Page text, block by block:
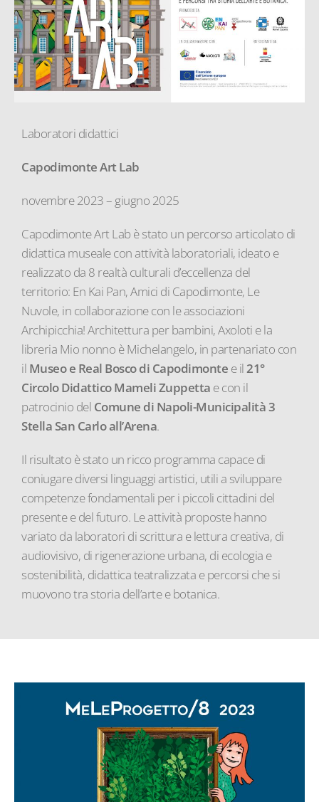
Laboratori didattici
Capodimonte Art Lab
novembre 2023 – giugno 2025
Capodimonte Art Lab è stato un percorso articolato di
didattica museale con attività laboratoriali, ideato e
realizzato da 8 realtà culturali d’eccellenza del
territorio: En Kai Pan, Amici di Capodimonte, Le
Nuvole, in collaborazione con le associazioni
Archipicchia! Architettura per bambini, Axoloti e la
libreria Mio nonno è Michelangelo, in partenariato con
il Museo e Real Bosco di Capodimonte e il21°
Circolo Didattico Mameli Zuppetta e con il
patrocinio del Comune di Napoli-Municipalità 3
Stella San Carlo all’Arena.
Il risultato è stato un ricco programma capace di
coniugare diversi linguaggi artistici, utili a sviluppare
competenze fondamentali per i piccoli cittadini del
presente e del futuro. Le attività proposte hanno
variato da laboratori di scrittura e lettura creativa, di
audiovisivo, di rigenerazione urbana, di ecologia e
sostenibilità, didattica teatralizzata e percorsi che si
muovono tra storia dell’arte e botanica.